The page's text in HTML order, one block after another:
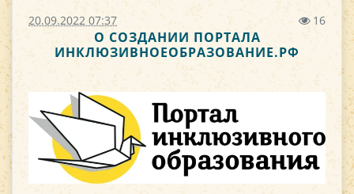
20.09.2022 07:37 16
О СОЗДАНИИ ПОРТАЛА
ИНКЛЮЗИВНОЕОБРАЗОВАНИЕ.РФ